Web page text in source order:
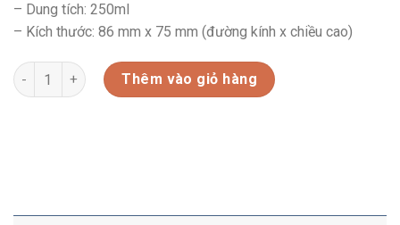
– Dung tích: 250ml
– Kích thước: 86 mm x 75 mm (đường kính x chiều cao)
HŨ THỦY TINH IIP612-250ML số lượng
Thêm vào giỏ hàng